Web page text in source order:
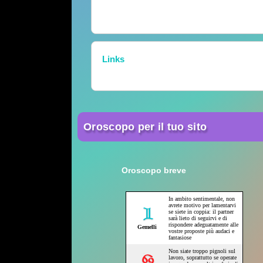
Links
Oroscopo per il tuo sito
Oroscopo breve